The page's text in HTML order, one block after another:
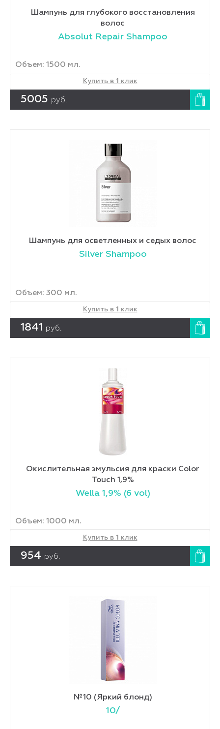
Шампунь для глубокого восстановления
волос
Absolut Repair Shampoo
Объем: 1500 мл.
Купить в 1 клик
5005 руб.
Шампунь для осветленных и седых волос
Silver Shampoo
Объем: 300 мл.
Купить в 1 клик
1841 руб.
Окислительная эмульсия для краски Color
Touch 1,9%
Wella 1,9% (6 vol)
Объем: 1000 мл.
Купить в 1 клик
954 руб.
№10 (Яркий блонд)
10/